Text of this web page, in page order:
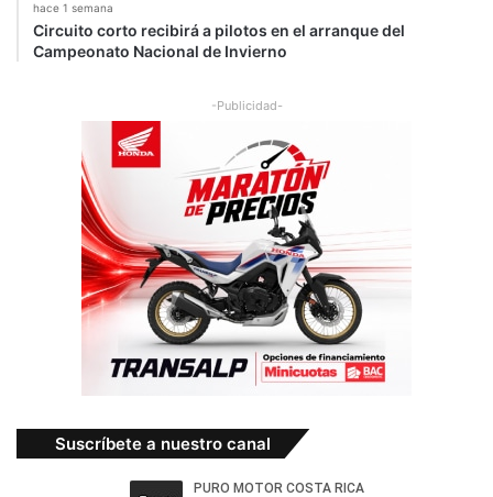
hace 1 semana
Circuito corto recibirá a pilotos en el arranque del
Campeonato Nacional de Invierno
-Publicidad-
Suscríbete a nuestro canal